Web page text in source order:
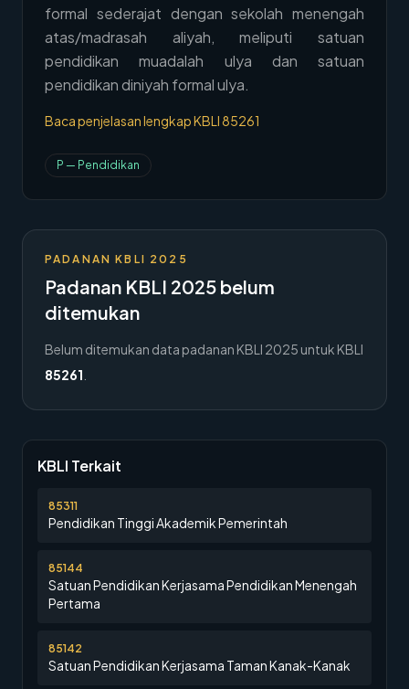
Blogformal sederajat dengan sekolah menengah
atas/madrasah aliyah, meliputi satuan
pendidikan muadalah ulya dan satuan
pendidikan diniyah formal ulya.
Baca penjelasan lengkap KBLI85261
P — Pendidikan
PADANAN KBLI 2025
Padanan KBLI 2025 belum
ditemukan
Belum ditemukan data padanan KBLI 2025 untuk KBLI
85261
KBLI Terkait
85311
Pendidikan Tinggi Akademik Pemerintah
85144
Satuan Pendidikan Kerjasama Pendidikan Menengah
Pertama
85142
Satuan Pendidikan Kerjasama Taman Kanak-Kanak